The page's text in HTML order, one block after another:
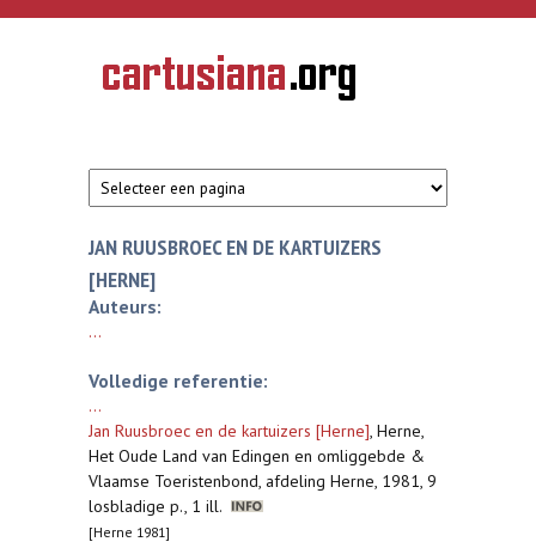
Overslaan en naar de inhoud gaan
CARTUSIANA
Geschiedenis
van de
JAN RUUSBROEC EN DE KARTUIZERS
[HERNE]
Auteurs:
...
Volledige referentie:
...
Jan Ruusbroec en de kartuizers [Herne], Herne,
Het Oude Land van Edingen en omliggebde &
Vlaamse Toeristenbond, afdeling Herne, 1981, 9
losbladige p., 1 ill.
[Herne 1981]